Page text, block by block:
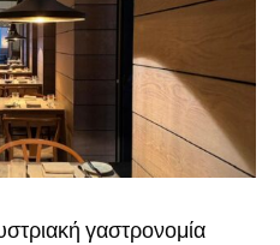
γαστρονομία